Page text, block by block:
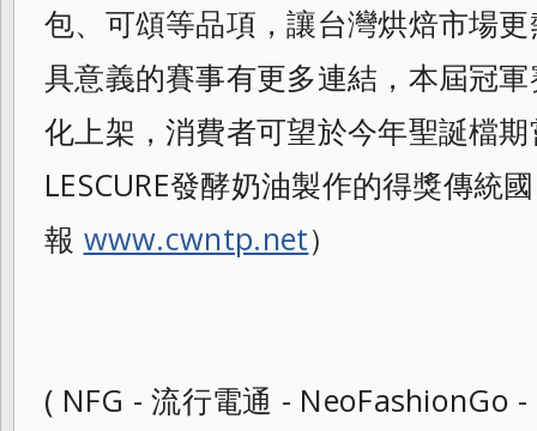
包、可頌等品項，讓台灣烘焙市場
具意義的賽事有更多連結， 本屆冠
化上架，消費者可望於今年聖誕檔
LESCURE發酵奶油製作的得獎傳統
報 www.cwntp.net）
( NFG - 流行電通 - NeoFashionGo -